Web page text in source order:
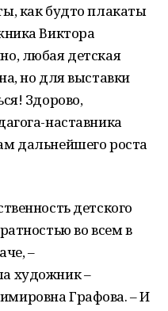
как будто плакаты
Виктора
любая детская
но для выставки
Здорово,
наставника
дальнейшего роста
детского
во всем в
–
художник –
Графова. – И